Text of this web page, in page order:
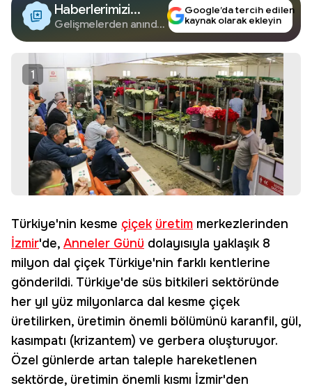
Haberlerimizi
Google'da Takip
Edin
Gelişmelerden anında
Google’da tercih edilen
kaynak olarak ekleyin
1
Türkiye'nin kesme çiçek üretim merkezlerinden
İzmir'de, Anneler Günü dolayısıyla yaklaşık 8
milyon dal çiçek Türkiye'nin farklı kentlerine
gönderildi. Türkiye'de süs bitkileri sektöründe
her yıl yüz milyonlarca dal kesme çiçek
üretilirken, üretimin önemli bölümünü karanfil, gül,
kasımpatı (krizantem) ve gerbera oluşturuyor.
Özel günlerde artan taleple hareketlenen
sektörde, üretimin önemli kısmı İzmir'den